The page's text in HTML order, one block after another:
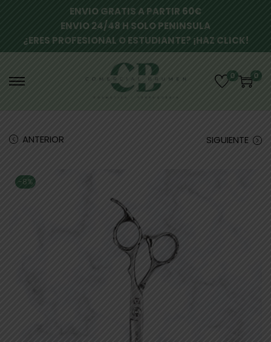
ENVIO GRATIS A PARTIR 60€
ENVIO 24/48 H SOLO PENINSULA
¿ERES PROFESIONAL O ESTUDIANTE? ¡HAZ CLICK!
0 0
ANTERIOR SIGUIENTE
-8%